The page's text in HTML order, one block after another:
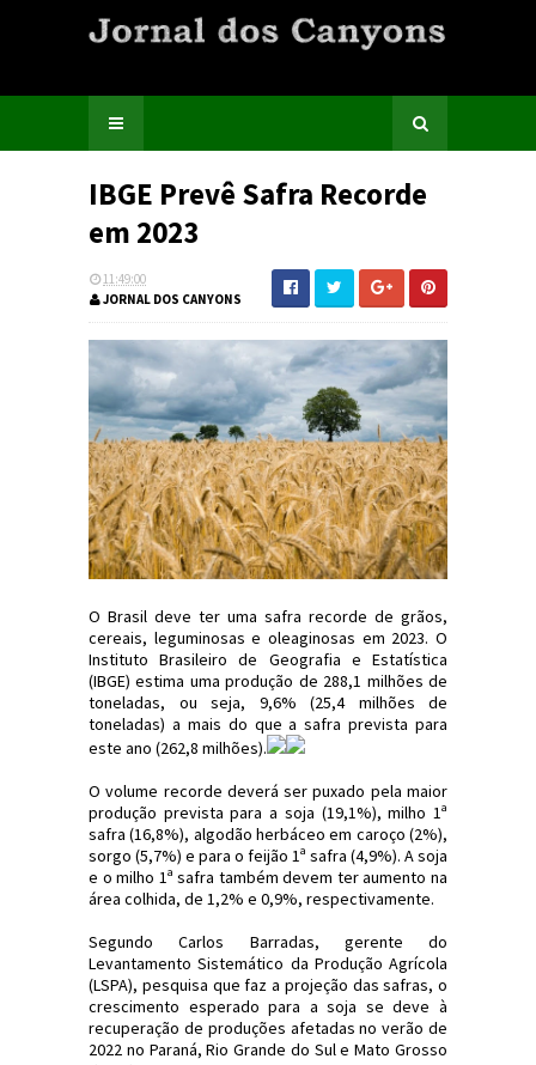
IBGE Prevê Safra Recorde
em 2023
11:49:00
JORNAL DOS CANYONS
O Brasil deve ter uma safra recorde de grãos,
cereais, leguminosas e oleaginosas em 2023. O
Instituto Brasileiro de Geografia e Estatística
(IBGE) estima uma produção de 288,1 milhões de
toneladas, ou seja, 9,6% (25,4 milhões de
toneladas) a mais do que a safra prevista para
este ano (262,8 milhões).
O volume recorde deverá ser puxado pela maior
produção prevista para a soja (19,1%), milho 1ª
safra (16,8%), algodão herbáceo em caroço (2%),
sorgo (5,7%) e para o feijão 1ª safra (4,9%). A soja
e o milho 1ª safra também devem ter aumento na
área colhida, de 1,2% e 0,9%, respectivamente.
Segundo Carlos Barradas, gerente do
Levantamento Sistemático da Produção Agrícola
(LSPA), pesquisa que faz a projeção das safras, o
crescimento esperado para a soja se deve à
recuperação de produções afetadas no verão de
2022 no Paraná, Rio Grande do Sul e Mato Grosso